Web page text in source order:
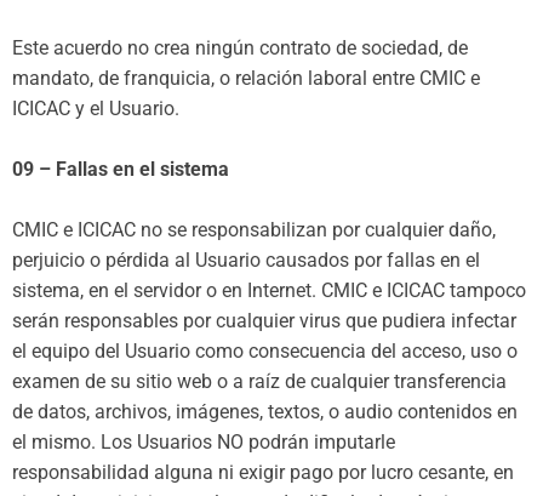
Este acuerdo no crea ningún contrato de sociedad, de
mandato, de franquicia, o relación laboral entre CMIC e
ICICAC y el Usuario.
09 – Fallas en el sistema
CMIC e ICICAC no se responsabilizan por cualquier daño,
perjuicio o pérdida al Usuario causados por fallas en el
sistema, en el servidor o en Internet. CMIC e ICICAC tampoco
serán responsables por cualquier virus que pudiera infectar
el equipo del Usuario como consecuencia del acceso, uso o
examen de su sitio web o a raíz de cualquier transferencia
de datos, archivos, imágenes, textos, o audio contenidos en
el mismo. Los Usuarios NO podrán imputarle
responsabilidad alguna ni exigir pago por lucro cesante, en